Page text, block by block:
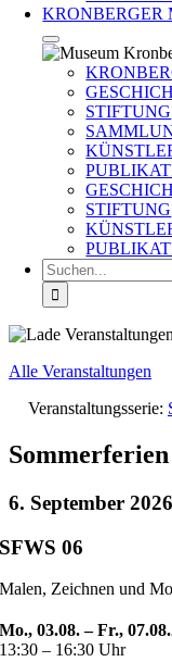
KRONBERGER
STIFTUNG
STIFTUNG
Suche
nach:
Alle Veranstaltungen
Veranstaltungsserie:
6. September
SFWS 06
Malen, Zeichnen und
Mo., 03.08. – Fr.,
13:30 – 16:30 Uhr